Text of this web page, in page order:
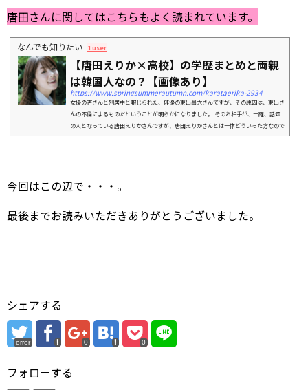
唐田さんに関してはこちらもよく読まれています。
なんでも知りたい 1 user
【唐田えりか×高校】の学歴まとめと両親
は韓国人なの？【画像あり】
https://www.springsummerautumn.com/karataerika-2934
女優の杏さんと別居中と報じられた、俳優の東出昌大さんですが、その原因は、東出さ
んの不倫によるものだということが明らかになりました。 そのお相手が、一躍、話題
の人となっている唐田えりかさんですが、唐田えりかさんとは一体どういった方なので
しょうか...
今回はこの辺で・・・。
最後までお読みいただきありがとうございました。
シェアする
error 0 0
フォローする